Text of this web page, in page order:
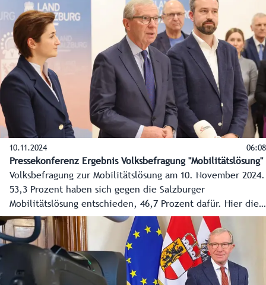
am Spielfeld ist hingegen „Jugend zum Sport“ beim
Sportzentrum Rif. In eine Spielpause wurde die
Sanierungsförderung geschickt. Und langsamer und vor
allem leiser sollten es die Autofahrer seit dieser Woche
angehen: Salzburg testet Lärmblitzer.
10.11.2024 06:08
Pressekonferenz Ergebnis Volksbefragung "Mobilitätslösung"
Volksbefragung zur Mobilitätslösung am 10. November 2024.
53,3 Prozent haben sich gegen die Salzburger
Mobilitätslösung entschieden, 46,7 Prozent dafür. Hier die
ersten Reaktionen der Spitzen der Landesregierung.